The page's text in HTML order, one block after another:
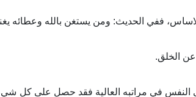
ففي الحديث: ومن يستغن بالله وعطائه
عن الخلق.
في مراتبه العالية فقد حصل علی كل شيء